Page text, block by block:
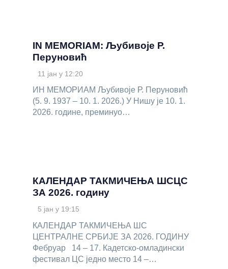
IN MEMORIAM: Љубивоје Р.
Перуновић
11 јан у 12:20
ИН МЕМОРИАМ Љубивоје Р. Перуновић
(5. 9. 1937 – 10. 1. 2026.) У Нишу је 10. 1.
2026. године, преминуо…
КАЛЕНДАР ТАКМИЧЕЊА ШСЦС
ЗА 2026. годину
5 јан у 19:15
КАЛЕНДАР ТАКМИЧЕЊА ШС
ЦЕНТРАЛНЕ СРБИЈЕ ЗА 2026. ГОДИНУ
Фебруар 14 – 17. Кадетско-омладински
фестивал ЦС једно место 14 –…